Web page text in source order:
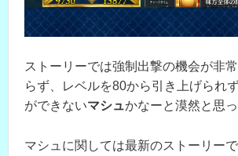
ストーリーでは強制出撃の機会が非
らず、レベルを80から引き上げられ
ができないマシュかなーと漠然と思っ
マシュに関しては最新のストーリー